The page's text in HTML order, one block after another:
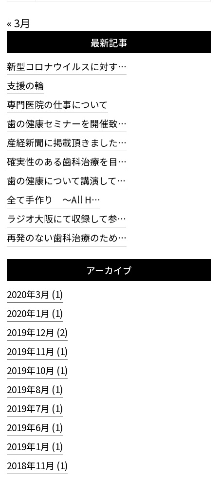
« 3月
最新記事
新型コロナウイルスに対す…
支援の輪
専門医院の仕事について
歯の健康セミナーを開催致…
産経新聞に掲載頂きました…
確実性のある歯科治療を目…
歯の健康について講演して…
全て手作り 〜All H…
ラジオ大阪にて収録して参…
再発のない歯科治療のため…
アーカイブ
2020年3月 (1)
2020年1月 (1)
2019年12月 (2)
2019年11月 (1)
2019年10月 (1)
2019年8月 (1)
2019年7月 (1)
2019年6月 (1)
2019年1月 (1)
2018年11月 (1)